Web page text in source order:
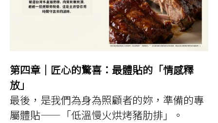
第四章｜匠心的驚喜：最體貼的「情感釋
放」
最後，是我們為身為照顧者的妳，準備的專
屬體貼——「低溫慢火烘烤豬肋排」。